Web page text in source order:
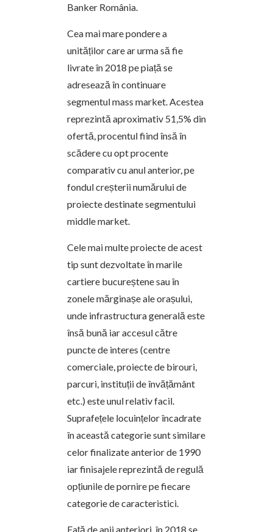
Banker România.
Cea mai mare pondere a
unităților care ar urma să fie
livrate în 2018 pe piață se
adresează în continuare
segmentul mass market. Acestea
reprezintă aproximativ 51,5% din
ofertă, procentul fiind însă în
scădere cu opt procente
comparativ cu anul anterior, pe
fondul creșterii numărului de
proiecte destinate segmentului
middle market.
Cele mai multe proiecte de acest
tip sunt dezvoltate în marile
cartiere bucureștene sau în
zonele mărginașe ale orașului,
unde infrastructura generală este
însă bună iar accesul către
puncte de interes (centre
comerciale, proiecte de birouri,
parcuri, instituții de învățământ
etc.) este unul relativ facil.
Suprafețele locuințelor încadrate
în această categorie sunt similare
celor finalizate anterior de 1990
iar finisajele reprezintă de regulă
opțiunile de pornire pe fiecare
categorie de caracteristici.
Față de anii anteriori, în 2018 se